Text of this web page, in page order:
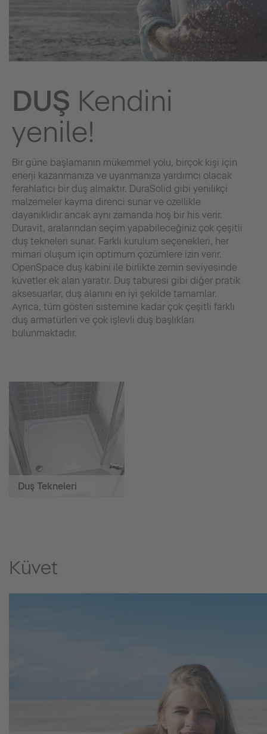
DUŞ Kendini
yenile!
Bir güne başlamanın mükemmel yolu, birçok kişi için
enerji kazanmanıza ve uyanmanıza yardımcı olacak
ferahlatıcı bir duş almaktır. DuraSolid gibi yenilikçi
malzemeler kayma direnci sunar ve özellikle
dayanıklıdır ancak aynı zamanda hoş bir his verir.
Duravit, aralarından seçim yapabileceğiniz çok çeşitli
duş tekneleri sunar. Farklı kurulum seçenekleri, her
mimari oluşum için optimum çözümlere izin verir.
OpenSpace duş kabini ile birlikte zemin seviyesinde
küvetler ek alan yaratır. Duş taburesi gibi diğer pratik
aksesuarlar, duş alanını en iyi şekilde tamamlar.
Ayrıca, tüm gösteri sistemine kadar çok çeşitli farklı
duş armatürleri ve çok işlevli duş başlıkları
bulunmaktadır.
Duş Tekneleri
Küvet